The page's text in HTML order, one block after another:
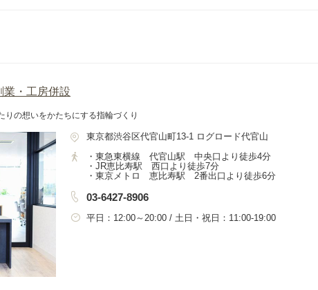
業・工房併設
りの想いをかたちにする指輪づくり
東京都渋谷区代官山町13-1 ログロード代官山
・東急東横線 代官山駅 中央口より徒歩4分
・JR恵比寿駅 西口より徒歩7分
・東京メトロ 恵比寿駅 2番出口より徒歩6分
03-6427-8906
平日：12:00～20:00 / 土日・祝日：11:00-19:00